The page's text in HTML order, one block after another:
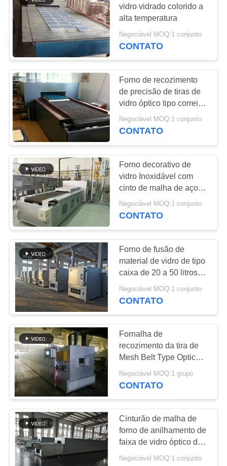
MAPA
DO
SITE
PRIVACY
POLICY
Estufa abrasiva
New Energy estufa
13
Fornalha contínua
da correia da malha
4
Forno de mufla do
laboratório
vidro vidrado colorido a
alta temperatura
Negociável MOQ:1 conjunto
CONTATO
Forno de recozimento
de precisão de tiras de
vidro óptico tipo correia
de malha
Negociável MOQ:1 conjunto
CONTATO
Forno decorativo de
vidro Inoxidável com
cinto de malha de aço
para vidro
Negociável MOQ:1 conjunto
CONTATO
Forno de fusão de
material de vidro de tipo
caixa de 20 a 50 litros
para a indústria elétrica
Negociável MOQ:1 conjunto
CONTATO
Fornalha de
recozimento da tira de
Mesh Belt Type Optical
Glass da elevada
precisão, °C do máximo
Negociável MOQ:1 grupo
CONTATO
Cinturão de malha de
forno de anilhamento de
faixa de vidro óptico de
precisão
Negociável MOQ:1 conjunto